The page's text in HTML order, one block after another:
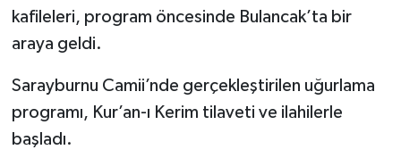
kafileleri, program öncesinde Bulancak’ta bir
araya geldi.
Sarayburnu Camii’nde gerçekleştirilen uğurlama
programı, Kur’an-ı Kerim tilaveti ve ilahilerle
başladı.
Osmaniye Müftülüğü
Rize Müftülüğü
Sakarya Müftülüğü